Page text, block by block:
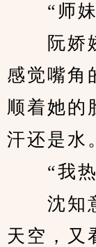
“师妹
阮娇娇
感觉嘴角
顺着她的
汗还是水
“我热
沈知意
天空，又